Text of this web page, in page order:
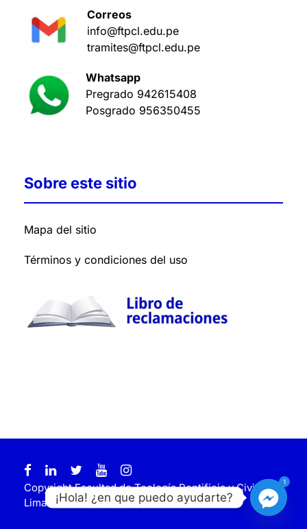
Correos
info@ftpcl.edu.pe
tramites@ftpcl.edu.pe
Whatsapp
Pregrado 942615408
Posgrado 956350455
Sobre este sitio
Mapa del sitio
Términos y condiciones del uso
Copyright Facultad de Teología Pontificia y Civil de
Lima. Todos los derechos reservados
1
¡Hola! ¿en que puedo ayudarte?